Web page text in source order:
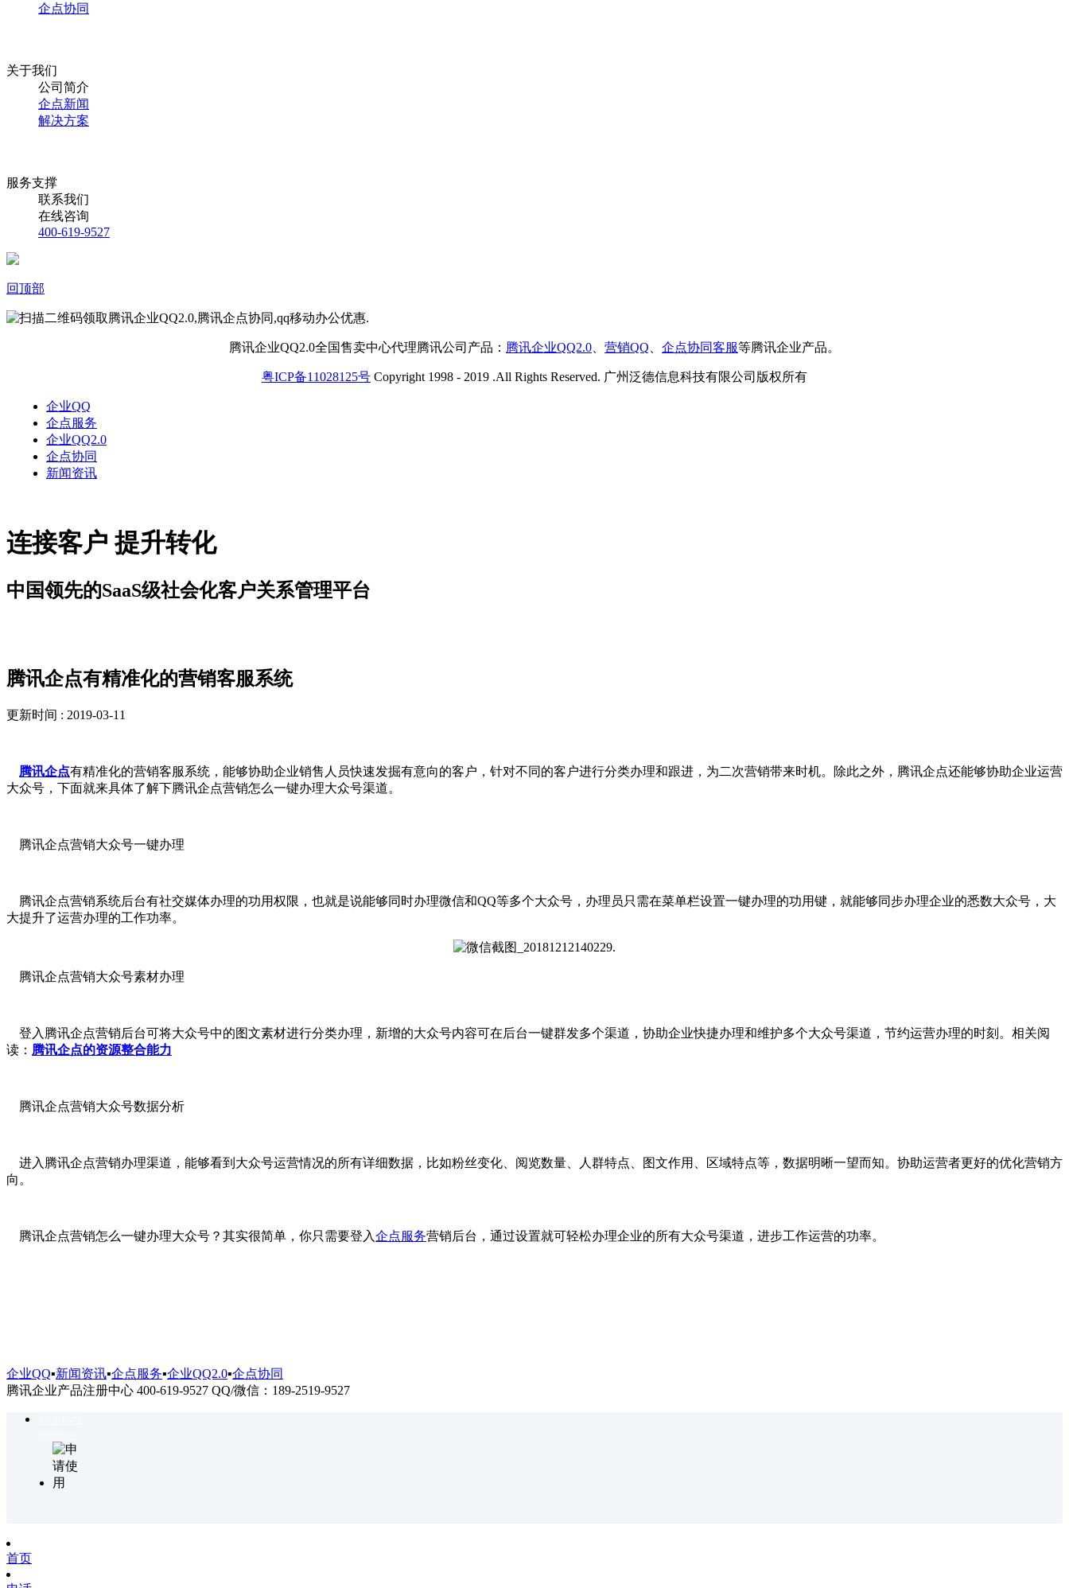
企点协同
关于我们
公司简介
企点新闻
解决方案
服务支撑
联系我们
在线咨询
400-619-9527
回顶部
腾讯企业QQ2.0全国售卖中心代理腾讯公司产品： 腾讯企业QQ2.0 营销QQ 企点协同客服等腾讯企业产品。
粤ICP备11028125号 Copyright 1998 - 2019 .All Rights Reserved. 广州泛德信息科技有限公司版权所有
企业QQ
企点服务
企业QQ2.0
企点协同
新闻资讯
连接客户 提升转化
中国领先的SaaS级社会化客户关系管理平台
腾讯企点有精准化的营销客服系统
更新时间 : 2019-03-11
腾讯企点有精准化的营销客服系统，能够协助企业销售人员快速发掘有意向的客户，针对不同的客户进行分类办理和跟进，为二次营销带来时机。除此之外，腾讯企点还能够协助企业运营
大众号，下面就来具体了解下腾讯企点营销怎么一键办理大众号渠道。
腾讯企点营销大众号一键办理
腾讯企点营销系统后台有社交媒体办理的功用权限，也就是说能够同时办理微信和QQ等多个大众号，办理员只需在菜单栏设置一键办理的功用键，就能够同步办理企业的悉数大众号，大
大提升了运营办理的工作功率。
腾讯企点营销大众号素材办理
登入腾讯企点营销后台可将大众号中的图文素材进行分类办理，新增的大众号内容可在后台一键群发多个渠道，协助企业快捷办理和维护多个大众号渠道，节约运营办理的时刻。相关阅
读： 腾讯企点的资源整合能力
腾讯企点营销大众号数据分析
进入腾讯企点营销办理渠道，能够看到大众号运营情况的所有详细数据，比如粉丝变化、阅览数量、人群特点、图文作用、区域特点等，数据明晰一望而知。协助运营者更好的优化营销方
向。
腾讯企点营销怎么一键办理大众号？其实很简单，你只需要登入企点服务营销后台，通过设置就可轻松办理企业的所有大众号渠道，进步工作运营的功率。
企业QQ▪新闻资讯▪企点服务▪企业QQ2.0▪企点协同
腾讯企业产品注册中心 400-619-9527 QQ/微信：189-2519-9527
首页